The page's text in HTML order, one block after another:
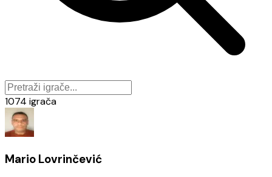
1074 igrača
Mario Lovrinčević